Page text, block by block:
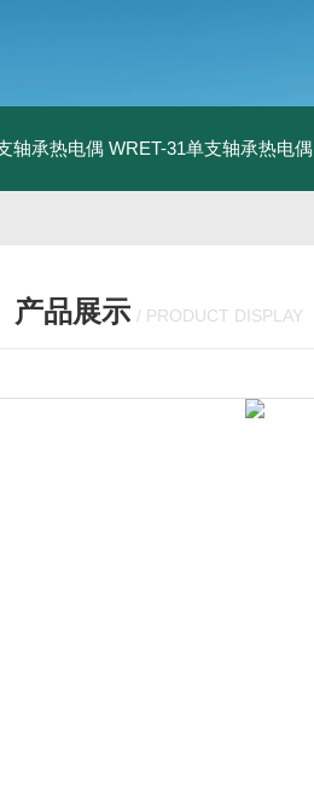
轴承热电偶 WRET-31单支轴承热电偶
产品展示 / PRODUCT DISPLAY